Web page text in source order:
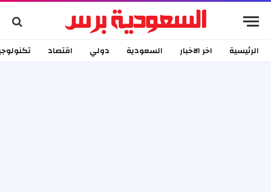
الرئيسية اخر الاخبار السعودية دولي اقتصاد